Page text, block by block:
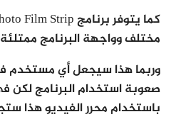
مختلف وواجهة البرنامج ممتلئة
وربما هذا سيجعل أي مستخدم
صعوبة استخدام البرنامج لكن
باستخدام محرر الفيديو هذا